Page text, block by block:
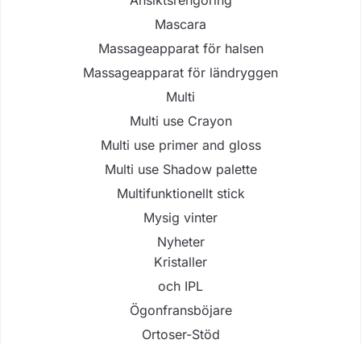
Mascara
Massageapparat för halsen
Massageapparat för ländryggen
Multi
Multi use Crayon
Multi use primer and gloss
Multi use Shadow palette
Multifunktionellt stick
Mysig vinter
Nyheter
Kristaller
och IPL
Ögonfransböjare
Ortoser-Stöd